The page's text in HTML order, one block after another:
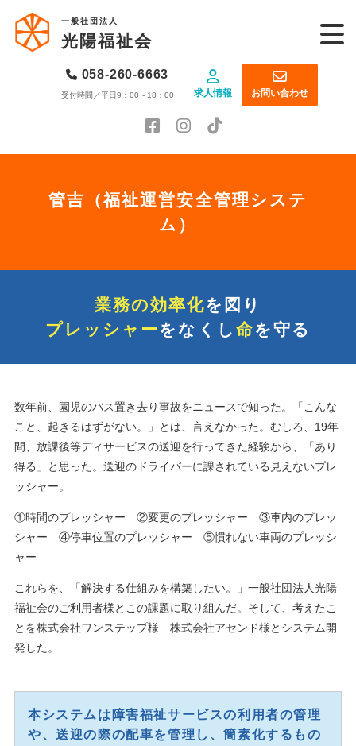
一般社団法人
光陽福祉会
058-260-6663
受付時間／平日9：00～18：00 求人情報 お問い合わせ
管吉（福祉運営安全管理システ
ム）
業務の効率化を図り
プレッシャー をなくし 命を守る
数年前、園児のバス置き去り事故をニュースで知った。「こんな
こと、起きるはずがない。」とは、言えなかった。むしろ、19年
間、放課後等ディサービスの送迎を行ってきた経験から、「あり
得る」と思った。送迎のドライバーに課されている見えないプレ
ッシャー。
①時間のプレッシャー ②変更のプレッシャー ③車内のプレッ
シャー ④停車位置のプレッシャー ⑤慣れない車両のプレッシ
ャー
これらを、「解決する仕組みを構築したい。」一般社団法人光陽
福祉会のご利用者様とこの課題に取り組んだ。そして、考えたこ
とを株式会社ワンステップ様 株式会社アセンド様とシステム開
発した。
本システムは障害福祉サービスの利用者の管理
や、送迎の際の配車を管理し、簡素化するもの